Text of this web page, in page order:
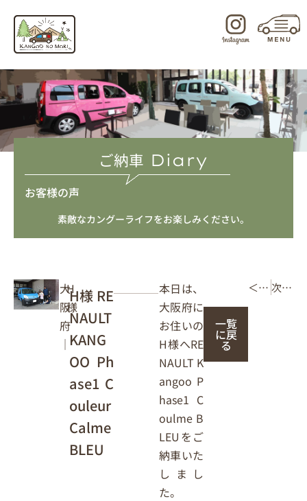
キ
ッ
プ
ご納車 Diary
お客様の声
素敵なカングーライフをお楽しみください。
大
阪
府
｜
H
様
H様 RE
NAULT
KANG
OO Ph
ase1 C
ouleur
Calme
BLEU
本日は、
大阪府に
お住いの
H様へRE
NAULT K
angoo P
hase1 C
oulme B
LEUをご
納車いた
しまし
た。
一覧
に戻
る
＜ 前の記事 次の記事 ＞